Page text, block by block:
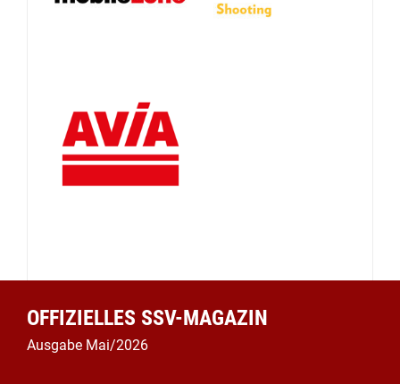
OFFIZIELLES SSV-MAGAZIN
Ausgabe Mai/2026